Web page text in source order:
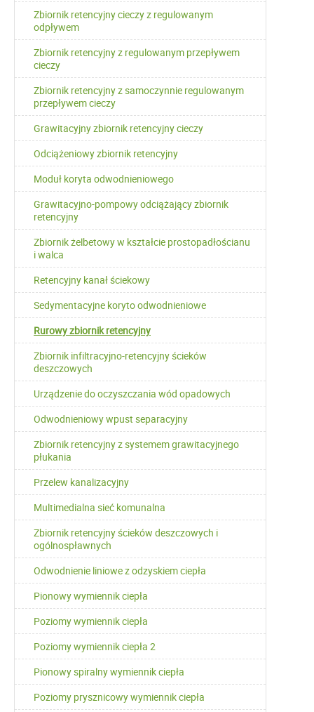
Zbiornik retencyjny cieczy z regulowanym
odpływem
Zbiornik retencyjny z regulowanym przepływem
cieczy
Zbiornik retencyjny z samoczynnie regulowanym
przepływem cieczy
Grawitacyjny zbiornik retencyjny cieczy
Odciążeniowy zbiornik retencyjny
Moduł koryta odwodnieniowego
Grawitacyjno-pompowy odciążający zbiornik
retencyjny
Zbiornik żelbetowy w kształcie prostopadłościanu
i walca
Retencyjny kanał ściekowy
Sedymentacyjne koryto odwodnieniowe
Rurowy zbiornik retencyjny
Zbiornik infiltracyjno-retencyjny ścieków
deszczowych
Urządzenie do oczyszczania wód opadowych
Odwodnieniowy wpust separacyjny
Zbiornik retencyjny z systemem grawitacyjnego
płukania
Przelew kanalizacyjny
Multimedialna sieć komunalna
Zbiornik retencyjny ścieków deszczowych i
ogólnospławnych
Odwodnienie liniowe z odzyskiem ciepła
Pionowy wymiennik ciepła
Poziomy wymiennik ciepła
Poziomy wymiennik ciepła 2
Pionowy spiralny wymiennik ciepła
Poziomy prysznicowy wymiennik ciepła